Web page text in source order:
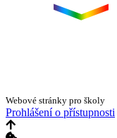
Webové stránky pro školy
Prohlášení o přístupnosti